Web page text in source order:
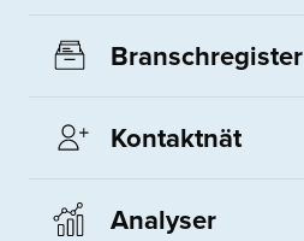
Branschregister
Kontaktnät
Analyser